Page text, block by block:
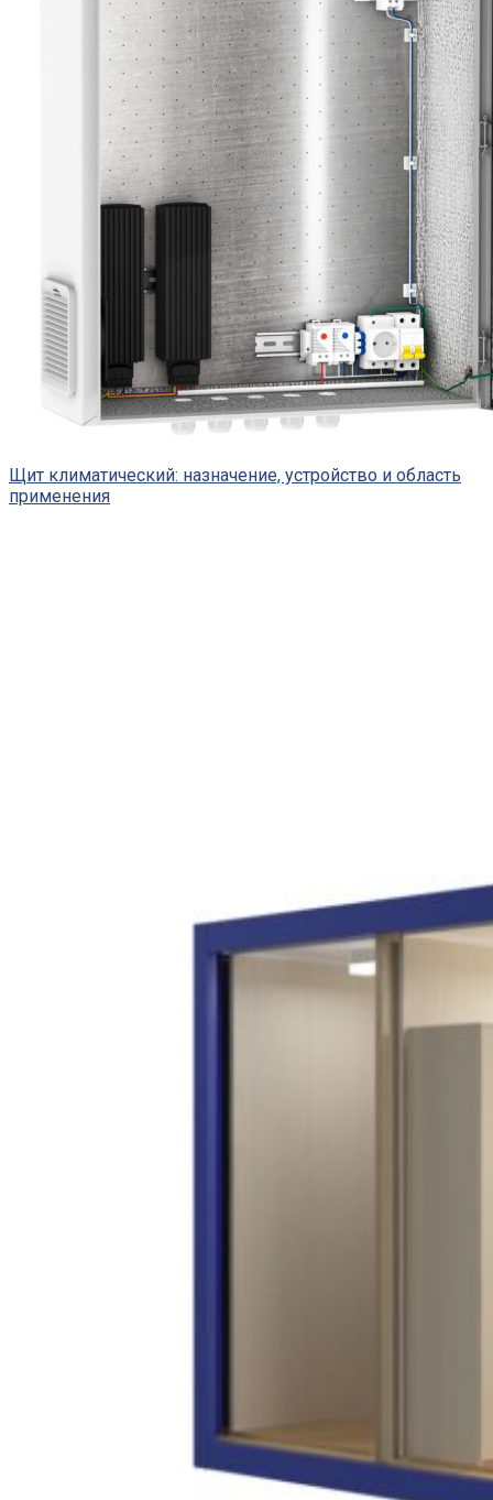
Щит климатический: назначение, устройство и область
применения